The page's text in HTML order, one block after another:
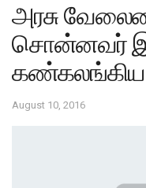
அரசு
சொன்னவர்
கண்கலங்கிய
August 10, 2016